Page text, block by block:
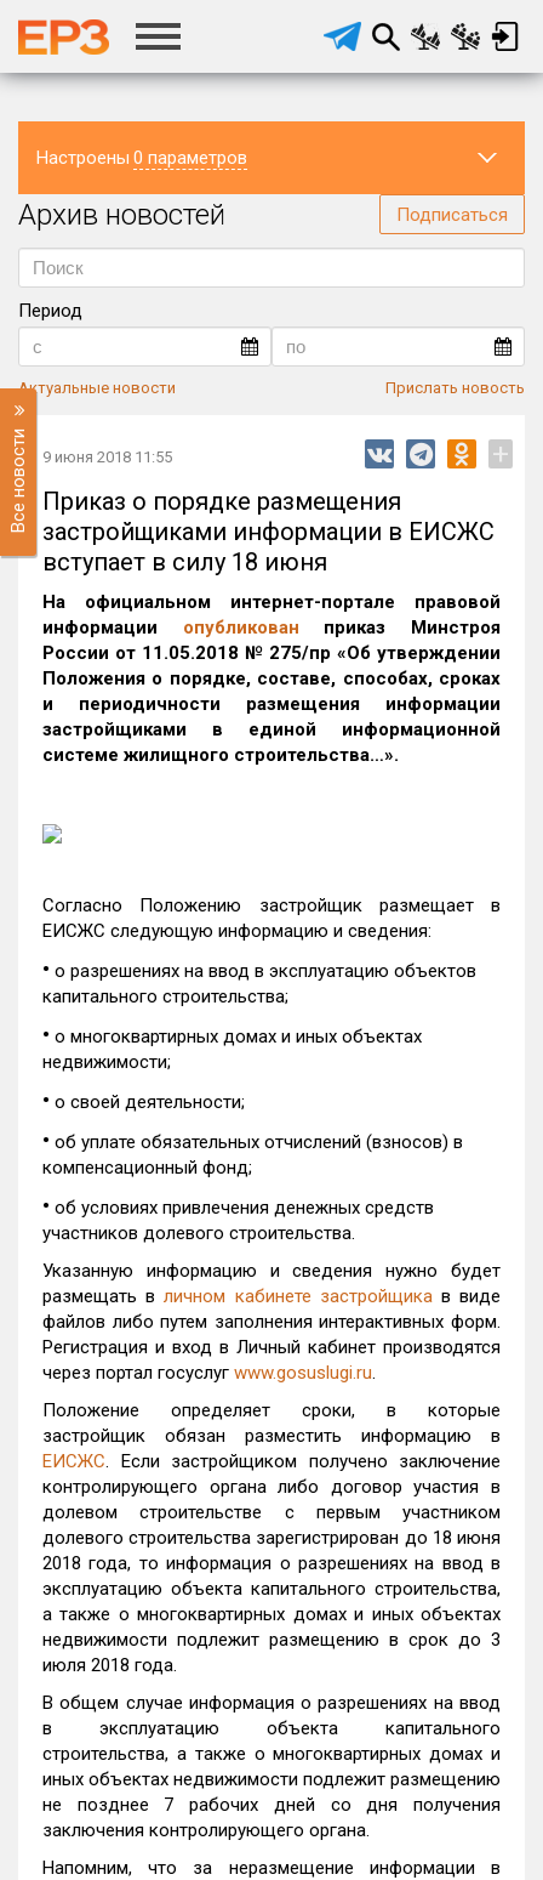
Настроены 0 параметров
Регион
Архив новостей Подписаться
Период
Актуальные новости Прислать новость
Все новости 9 июня 2018 11:55 +
Приказ о порядке размещения
застройщиками информации в ЕИСЖС
вступает в силу 18 июня
На официальном интернет-портале правовой
информации опубликован приказ Минстроя
России от 11.05.2018 № 275/пр «Об утверждении
Положения о порядке, составе, способах, сроках
и периодичности размещения информации
застройщиками в единой информационной
системе жилищного строительства…».
Согласно Положению застройщик размещает в
ЕИСЖС следующую информацию и сведения:
• о разрешениях ‎на ввод в эксплуатацию объектов
капитального строительства;
• о многоквартирных домах и иных объектах
недвижимости;
• о своей деятельности;
• об уплате обязательных отчислений (взносов) в
компенсационный фонд;
• об условиях привлечения денежных средств
участников долевого строительства.
Указанную информацию и сведения нужно будет
размещать вличном кабинете застройщикав виде
файлов либо путем заполнения интерактивных форм.
Регистрация и вход в Личный кабинет производятся
через портал госуслуг www.gosuslugi.ru.
Положение определяет сроки, в которые
застройщик обязан разместить информацию в
ЕИСЖС. Если застройщиком получено заключение
контролирующего органа либо договор участия в
долевом строительстве с первым участником
долевого строительства зарегистрирован до 18 июня
2018 года, то информация о разрешениях на ввод в
эксплуатацию объекта капитального строительства,
а также о многоквартирных домах и иных объектах
недвижимости подлежит размещению в срок до 3
июля 2018 года.
‎В общем случае информация о разрешениях на ввод
в эксплуатацию объекта капитального
строительства, а также о многоквартирных домах и
иных объектах недвижимости подлежит размещению
не позднее 7 рабочих дней со дня получения
заключения контролирующего органа.
Напомним, что за неразмещение информации в